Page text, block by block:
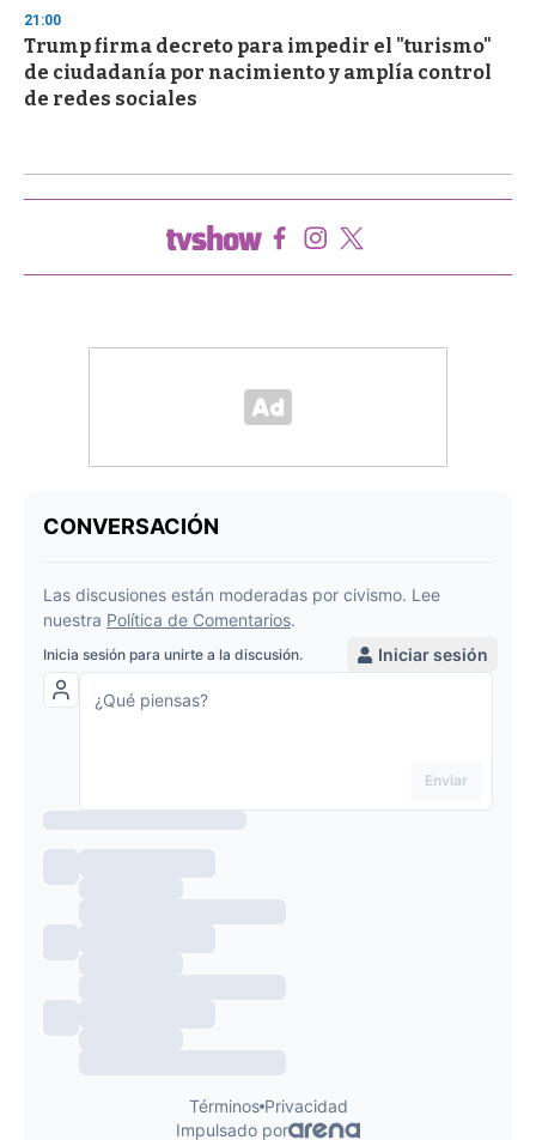
21:00
Trump firma decreto para impedir el "turismo"
de ciudadanía por nacimiento y amplía control
de redes sociales